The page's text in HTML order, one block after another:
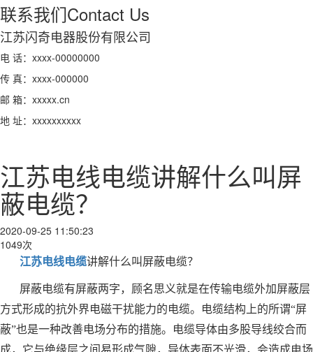
联系我们Contact Us
江苏闪奇电器股份有限公司
电 话：xxxx-00000000
传 真：xxxx-000000
邮 箱：xxxxx.cn
地 址：xxxxxxxxxx
江苏电线电缆讲解什么叫屏
蔽电缆？
2020-09-25 11:50:23
1049次
江苏电线电缆讲解什么叫屏蔽电缆？
屏蔽电缆有屏蔽两字，顾名思义就是在传输电缆外加屏蔽层
方式形成的抗外界电磁干扰能力的电缆。电缆结构上的所谓“屏
蔽”也是一种改善电场分布的措施。电缆导体由多股导线绞合而
成，它与绝缘层之间易形成气隙，导体表面不光滑，会造成电场